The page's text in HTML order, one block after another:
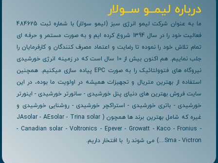
درباره لیمــو ســولار
ما به عنوان شرکت لیمو انرژی سبز (لیمو سولار) با شماره ثبت 484625
فعالیت خود را در سال 1394 شروع کرده ایم و به صورت مستمر و حرفه ای
تمام تلاش خود را نموده تا رضایت و اعتماد مصرف کنندگان و کارفرمایان را
جلب نماییم. هم اکنون بیش از 10 سال است که در زمینه انرژی خورشیدی
نیروگاه های فتوولتائیک را به صورت EPC پیاده سازی میکنیم. همچنین
استفاده از بهترین متریال و تجهیزات همیشه در اولویت ما بوده، در این
سایت فروش بهترین های دنیای پنل خورشیدی - سانورتر خورشیدی - اینورتر
خورشیدی - باتری خورشیدی - استراکچر خورشیدی - روشنایی خورشیدی و
غیره که شامل بهترین برند ها همچون ( JAsolar - AEsolar - Trina solar
- Canadian solar - Voltronics - Epever - Growatt - Kaco - Fronius -
Sma - Victron....) می شوند را با افتخار داریم.